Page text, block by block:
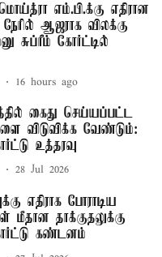
எம்.பி.க்கு எதிரான
ஆஜராக விலக்கு
சுப்ரீம் கோர்ட்டில்
16 hours ago
கைது செய்யப்பட்ட
விடுவிக்க வேண்டும்:
உத்தரவு
28 Jul 2026
எதிராக போராடிய
மீதான தாக்குதலுக்கு
கண்டனம்